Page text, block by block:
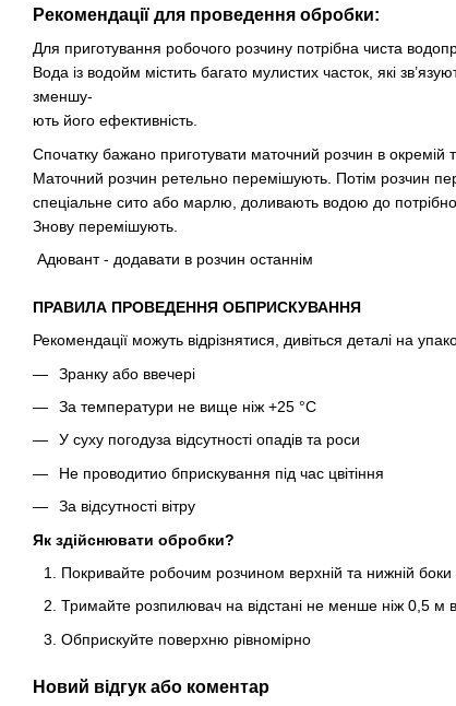
Рекомендації для проведення обробки:
Для приготування робочого розчину потрібна чиста
Вода із водойм містить багато мулистих часток, які
зменшу-
ють його ефективність.
Спочатку бажано приготувати маточний розчин в окремій
Маточний розчин ретельно перемішують. Потім розчин
спеціальне сито або марлю, доливають водою до
Знову перемішують.
Адювант - додавати в розчин останнім
ПРАВИЛА ПРОВЕДЕННЯ ОБПРИСКУВАННЯ
Рекомендації можуть відрізнятися, дивіться деталі на
Зранку або ввечері
За температури не вище ніж +25 °С
У суху погодуза відсутності опадів та роси
Не проводитио бприскування під час цвітіння
За відсутності вітру
Як здійснювати обробки?
Покривайте робочим розчином верхній та нижній боки
Тримайте розпилювач на відстані не менше ніж 0,5 м
Обприскуйте поверхню рівномірно
Новий відгук або коментар